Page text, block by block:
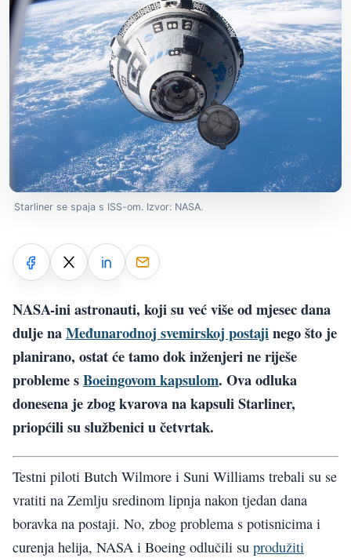
Starliner se spaja s ISS-om. Izvor: NASA.
NASA-ini astronauti, koji su već više od mjesec dana
dulje naMeđunarodnoj svemirskoj postajinego što je
planirano, ostat će tamo dok inženjeri ne riješe
probleme sBoeingovom kapsulom. Ova odluka
donesena je zbog kvarova na kapsuli Starliner,
priopćili su službenici u četvrtak.
Testni piloti Butch Wilmore i Suni Williams trebali su se
vratiti na Zemlju sredinom lipnja nakon tjedan dana
boravka na postaji. No, zbog problema s potisnicima i
curenja helija, NASA i Boeing odlučili su produžiti